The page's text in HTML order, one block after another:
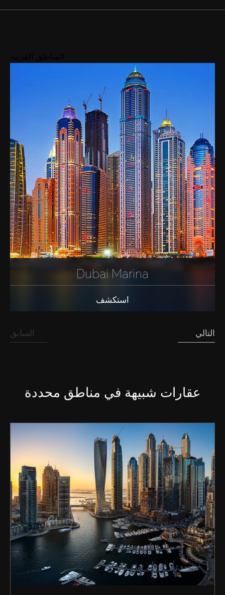
Dubai Marina
استكشف
السابق التالي
عقارات شبيهة في مناطق محددة